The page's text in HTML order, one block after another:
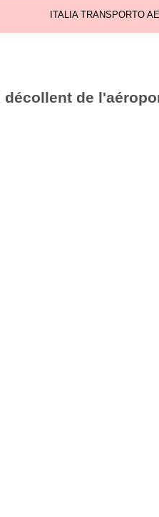
ITALIA TRANSPORTO
de